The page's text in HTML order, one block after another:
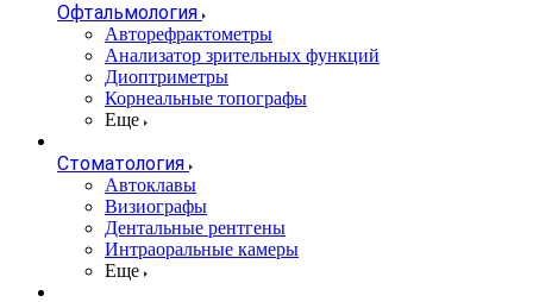
Офтальмология
Авторефрактометры
Анализатор зрительных функций
Диоптриметры
Корнеальные топографы
Еще
Стоматология
Автоклавы
Визиографы
Дентальные рентгены
Интраоральные камеры
Еще